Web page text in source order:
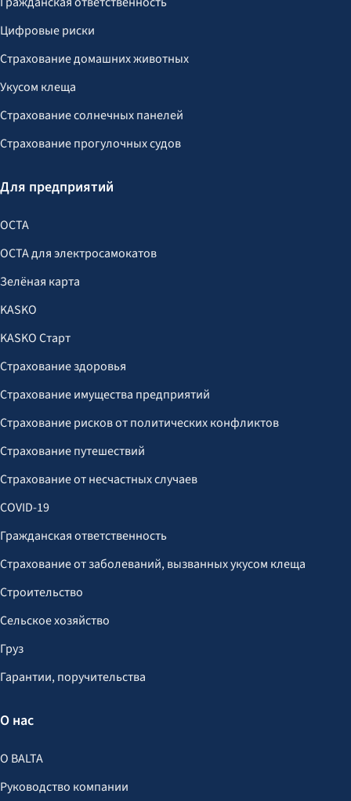
Цифровые риски
Страхование домашних животных
Укусом клеща
Страхование солнечных панелей
Страхование прогулочных судов
Для предприятий
OCTA
OCTA для электросамокатов
Зелёная карта
KASKO
KASKO Старт
Страхование здоровья
Страхование имущества предприятий
Страхование рисков от политических конфликтов
Страхование путешествий
Страхование от несчастных случаев
COVID-19
Гражданская ответственность
Страхование от заболеваний, вызванных укусом клеща
Строительство
Сельское хозяйство
Груз
Гарантии, поручительства
О нас
О BALTA
Руководство компании